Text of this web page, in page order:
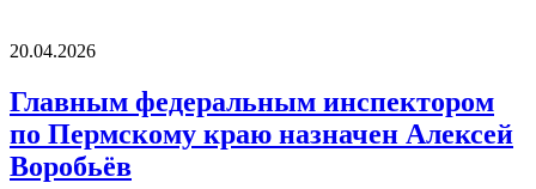
20.04.2026
Главным федеральным инспектором
по Пермскому краю назначен Алексей
Воробьёв